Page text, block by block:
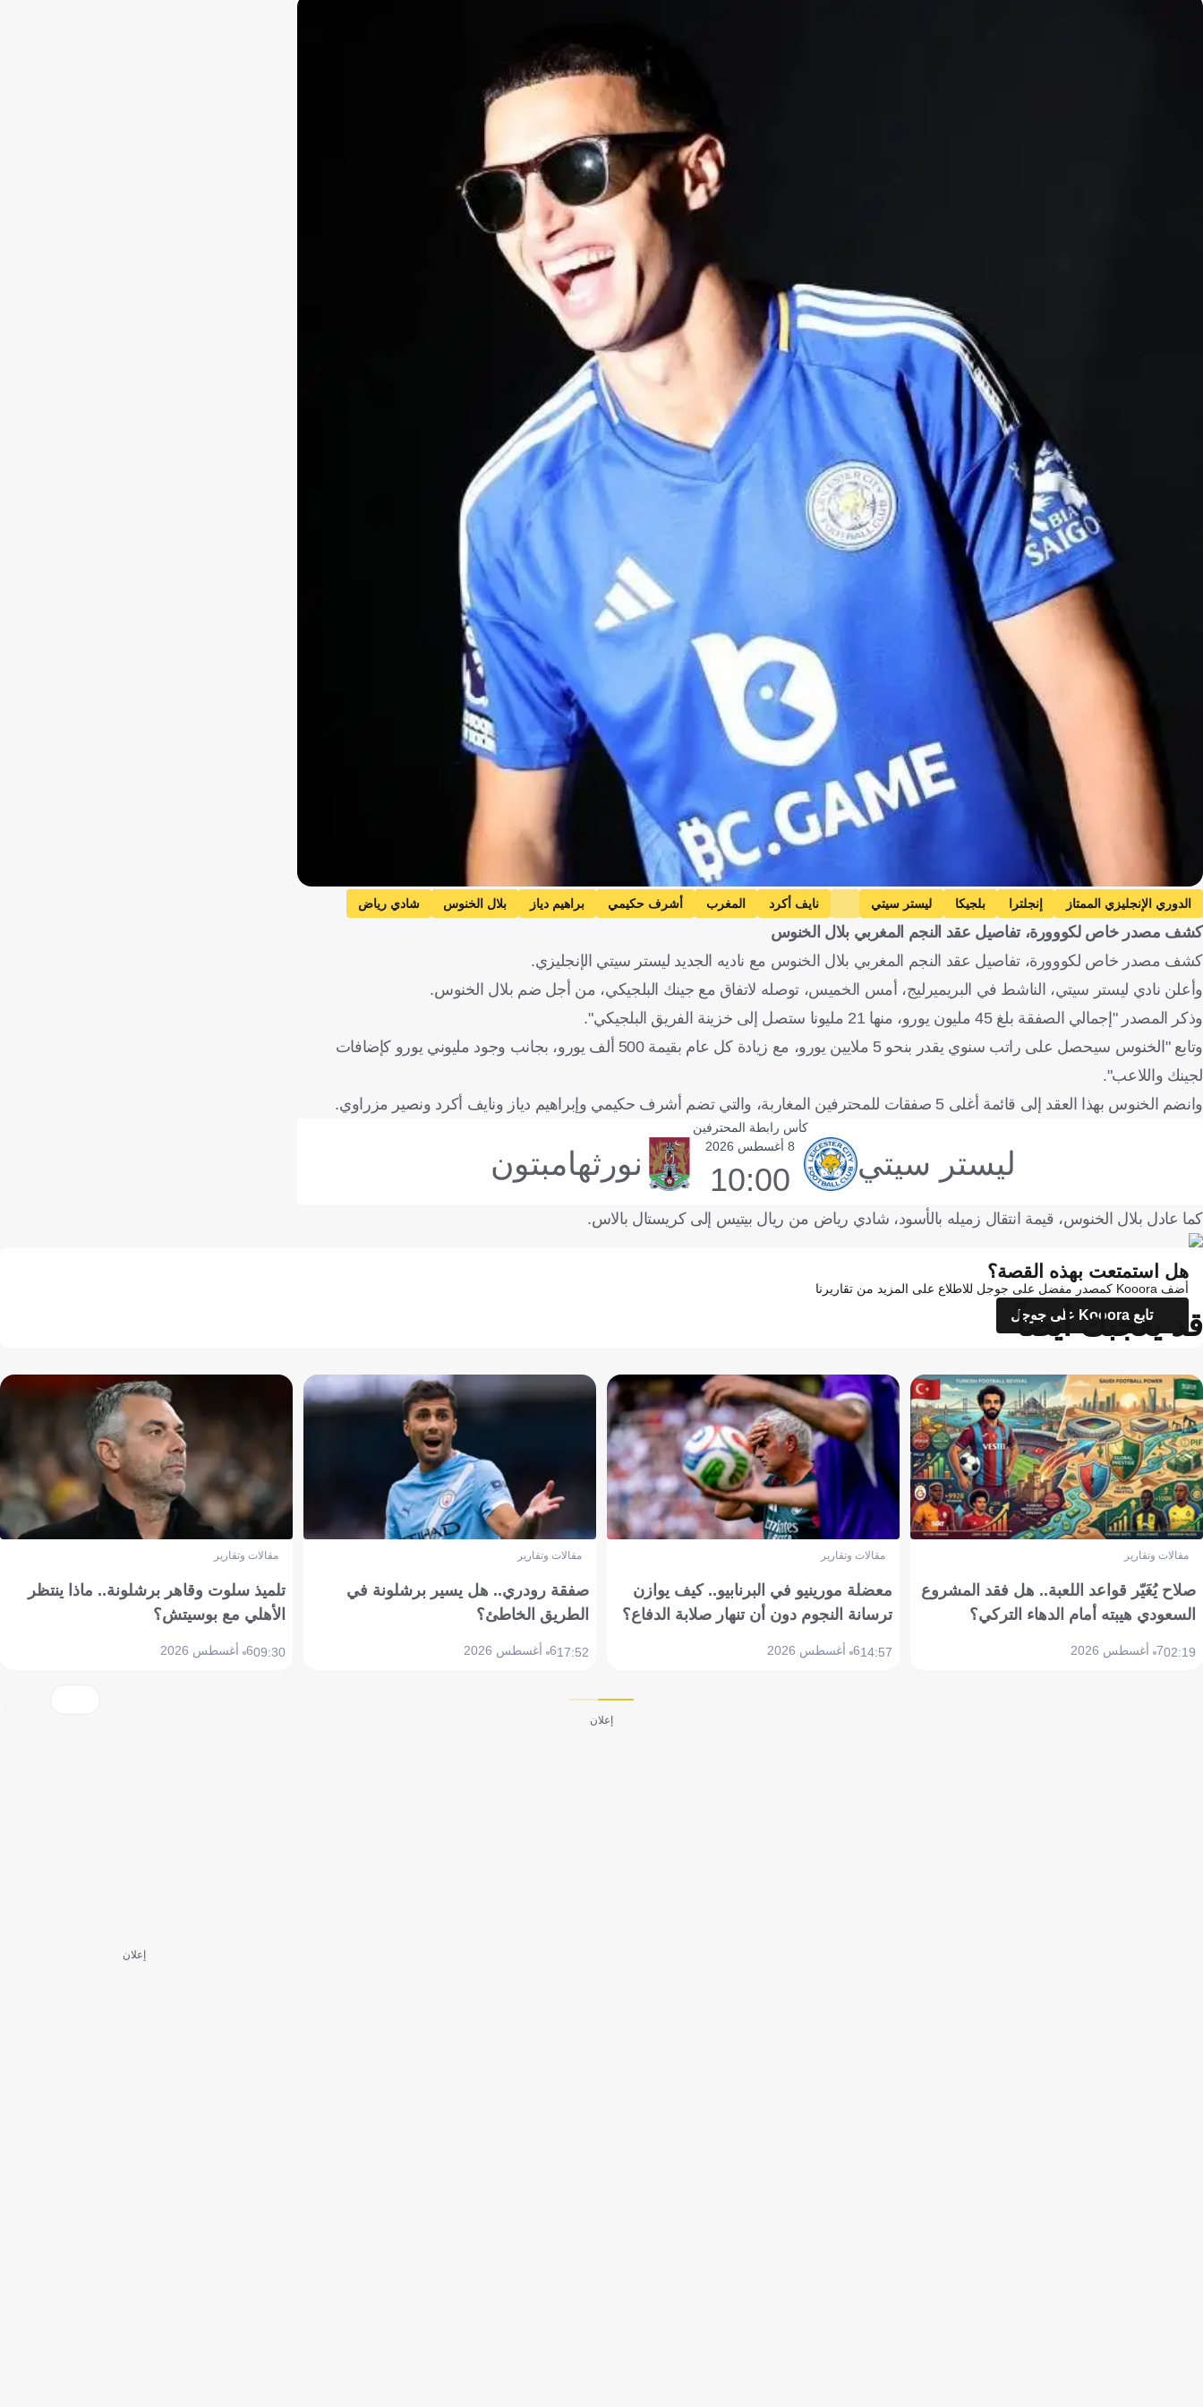
الدوري الإنجليزي الممتاز إنجلترا بلجيكا ليستر سيتي نايف أكرد المغرب أشرف حكيمي براهيم دياز بلال الخنوس
شادي رياض
الإنتقالات
كرة قدم
كشف مصدر خاص لكووورة، تفاصيل عقد النجم المغربي بلال الخنوس
كشف مصدر خاص لكووورة، تفاصيل عقد النجم المغربي بلال الخنوس مع ناديه الجديد ليستر سيتي الإنجليزي.
وأعلن نادي ليستر سيتي، الناشط في البريميرليج، أمس الخميس، توصله لاتفاق مع جينك البلجيكي، من أجل ضم بلال الخنوس.
وذكر المصدر "إجمالي الصفقة بلغ 45 مليون يورو، منها 21 مليونا ستصل إلى خزينة الفريق البلجيكي".
وتابع "الخنوس سيحصل على راتب سنوي يقدر بنحو 5 ملايين يورو، مع زيادة كل عام بقيمة 500 ألف يورو، بجانب وجود مليوني يورو كإضافات
لجينك واللاعب".
وانضم الخنوس بهذا العقد إلى قائمة أغلى 5 صفقات للمحترفين المغاربة، والتي تضم أشرف حكيمي وإبراهيم دياز ونايف أكرد ونصير مزراوي.
كأس رابطة المحترفين
ليستر سيتي 8 أغسطس 2026
10:00 نورثهامبتون
كما عادل بلال الخنوس، قيمة انتقال زميله بالأسود، شادي رياض من ريال بيتيس إلى كريستال بالاس.
هل استمتعت بهذه القصة؟
أضف Kooora كمصدر مفضل على جوجل للاطلاع على المزيد من تقاريرنا
تابع Kooora على جوجل
قد يعجبك أيضاً
مقالات وتقارير
صلاح يُغَيّر قواعد اللعبة.. هل فقد المشروع
السعودي هيبته أمام الدهاء التركي؟
02:197 أغسطس 2026
مقالات وتقارير
معضلة مورينيو في البرنابيو.. كيف يوازن
ترسانة النجوم دون أن تنهار صلابة الدفاع؟
14:576 أغسطس 2026
مقالات وتقارير
صفقة رودري.. هل يسير برشلونة في
الطريق الخاطئ؟
17:526 أغسطس 2026
مقالات وتقارير
تلميذ سلوت وقاهر برشلونة.. ماذا ينتظر
الأهلي مع بوسيتش؟
09:306 أغسطس 2026
إعلان
إعلان